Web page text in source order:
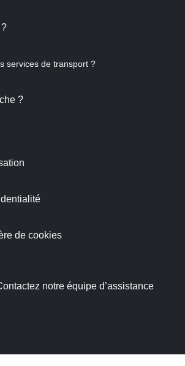
services de transport ?
?
de cookies
notre équipe d’assistance